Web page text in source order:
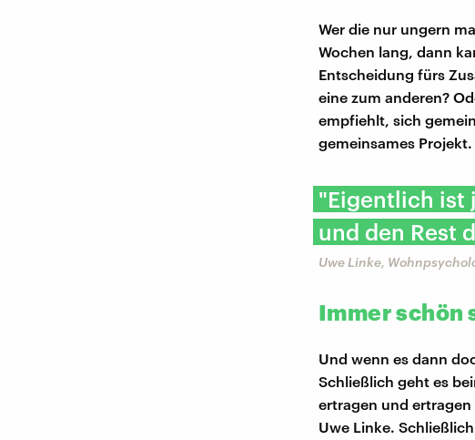
Wer die nur ungern
Wochen lang, dann
Entscheidung fürs
eine zum anderen?
empfiehlt, sich
gemeinsames
"Eigentlich ist
und den Rest
Uwe Linke,
Immer schön
Und wenn es dann
Schließlich geht es
ertragen und
Uwe Linke.